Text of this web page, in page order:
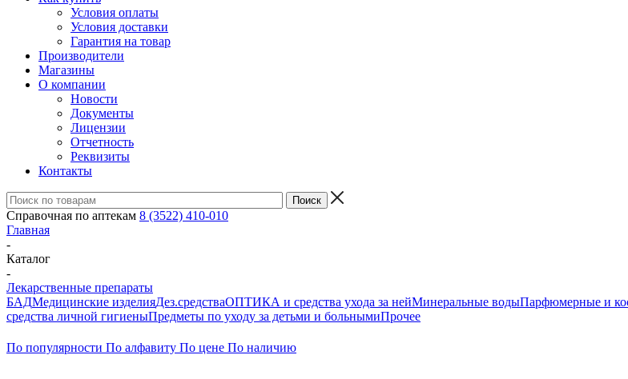
Условия оплаты
Условия доставки
Гарантия на товар
Производители
Магазины
О компании
Новости
Документы
Лицензии
Отчетность
Реквизиты
Контакты
Справочная по аптекам 8 (3522) 410-010
Главная
-
Каталог
-
Лекарственные препараты
БАДМедицинские изделияДез.средстваОПТИКА и средства ухода за нейМинеральные водыПарфюмерные и
средства личной гигиеныПредметы по уходу за детьми и больнымиПрочее
По популярности По алфавиту По цене По наличию